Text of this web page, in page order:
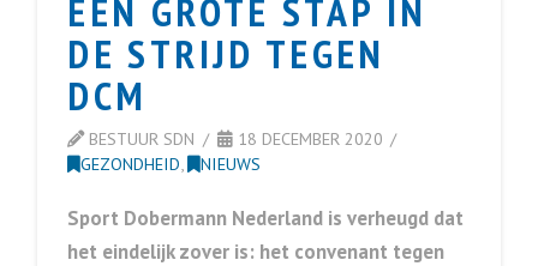
EEN GROTE STAP IN
DE STRIJD TEGEN
DCM
BESTUUR SDN
18 DECEMBER 2020
GEZONDHEID, NIEUWS
Sport Dobermann Nederland is verheugd dat
het eindelijk zover is: het convenant tegen